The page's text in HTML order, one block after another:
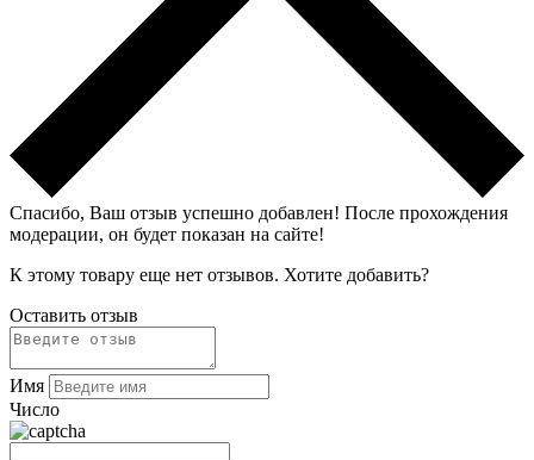
Спасибо, Ваш отзыв успешно добавлен! После прохождения
модерации, он будет показан на сайте!
К этому товару еще нет отзывов. Хотите добавить?
Оставить отзыв
Имя
Число